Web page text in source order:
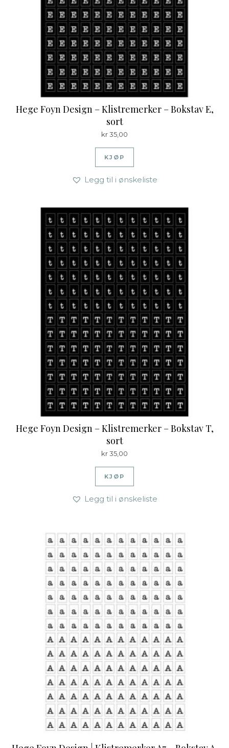
Hege Foyn Design – Klistremerker – Bokstav E,
sort
kr35,00
KJØP
Legg til i ønskeliste
Hege Foyn Design – Klistremerker – Bokstav T,
sort
kr35,00
KJØP
Legg til i ønskeliste